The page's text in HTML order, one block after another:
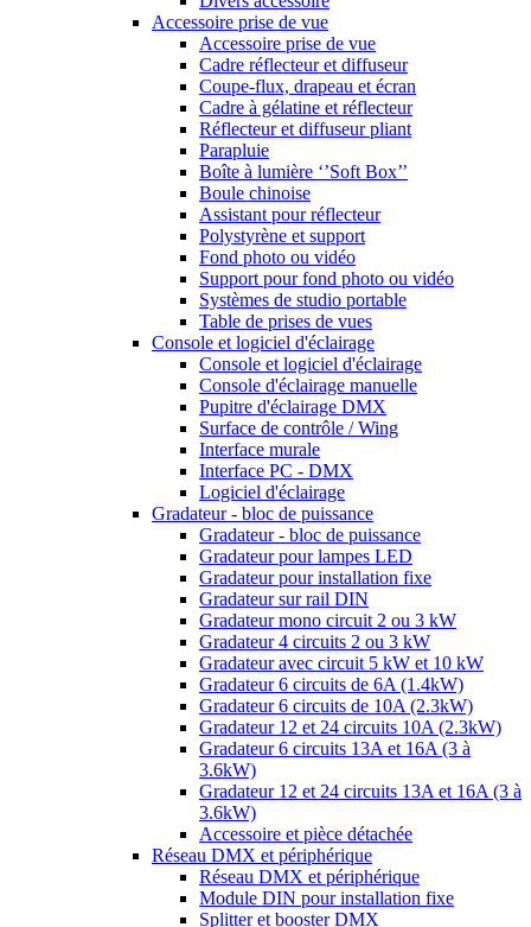
Accessoire prise de vue
Accessoire prise de vue
Cadre réflecteur et diffuseur
Coupe-flux, drapeau et écran
Cadre à gélatine et réflecteur
Réflecteur et diffuseur pliant
Parapluie
Boîte à lumière ‘’Soft Box’’
Boule chinoise
Assistant pour réflecteur
Polystyrène et support
Fond photo ou vidéo
Support pour fond photo ou vidéo
Systèmes de studio portable
Table de prises de vues
Console et logiciel d'éclairage
Console et logiciel d'éclairage
Console d'éclairage manuelle
Pupitre d'éclairage DMX
Surface de contrôle / Wing
Interface murale
Interface PC - DMX
Logiciel d'éclairage
Gradateur - bloc de puissance
Gradateur - bloc de puissance
Gradateur pour lampes LED
Gradateur pour installation fixe
Gradateur sur rail DIN
Gradateur mono circuit 2 ou 3 kW
Gradateur 4 circuits 2 ou 3 kW
Gradateur avec circuit 5 kW et 10 kW
Gradateur 6 circuits de 6A (1.4kW)
Gradateur 6 circuits de 10A (2.3kW)
Gradateur 12 et 24 circuits 10A (2.3kW)
Gradateur 6 circuits 13A et 16A (3 à
3.6kW)
Gradateur 12 et 24 circuits 13A et 16A (3 à
3.6kW)
Accessoire et pièce détachée
Réseau DMX et périphérique
Réseau DMX et périphérique
Module DIN pour installation fixe
Splitter et booster DMX